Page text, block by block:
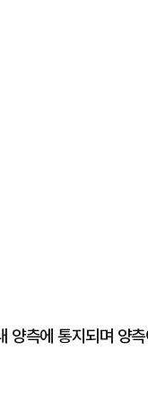
양측에 통지되며 양